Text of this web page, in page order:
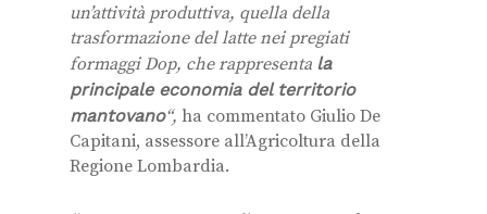
un’attività produttiva, quella della
trasformazione del latte nei pregiati
formaggi Dop, che rappresenta la
principale economia del territorio
mantovano“, ha commentato Giulio De
Capitani, assessore all’Agricoltura della
Regione Lombardia.